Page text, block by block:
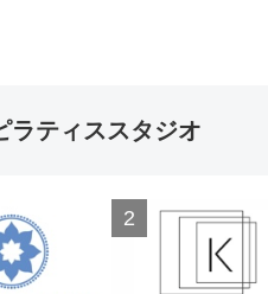
ラティススタジオ
2